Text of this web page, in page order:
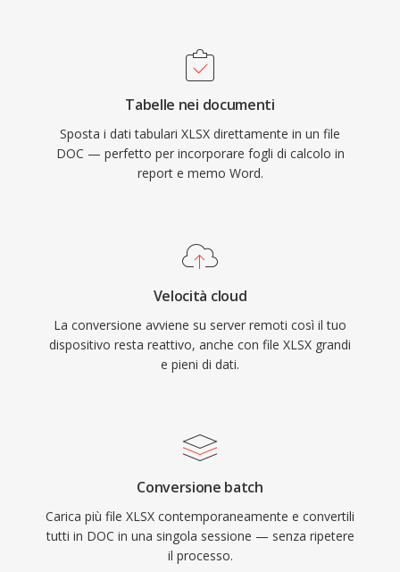
Tabelle nei documenti
Sposta i dati tabulari XLSX direttamente in un file
DOC — perfetto per incorporare fogli di calcolo in
report e memo Word.
Velocità cloud
La conversione avviene su server remoti così il tuo
dispositivo resta reattivo, anche con file XLSX grandi
e pieni di dati.
Conversione batch
Carica più file XLSX contemporaneamente e convertili
tutti in DOC in una singola sessione — senza ripetere
il processo.